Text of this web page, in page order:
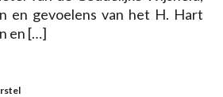
en gevoelens van het H. Hart
en […]